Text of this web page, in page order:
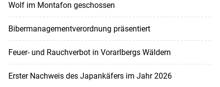
Wolf im Montafon geschossen
Bibermanagementverordnung präsentiert
Feuer- und Rauchverbot in Vorarlbergs Wäldern
Erster Nachweis des Japankäfers im Jahr 2026